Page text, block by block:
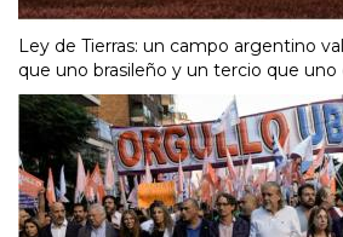
Ley de Tierras: un campo argentino
que uno brasileño y un tercio que